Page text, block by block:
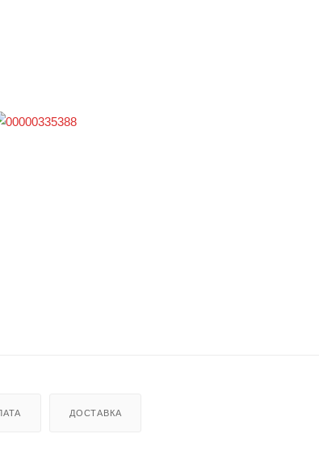
ДОСТАВКА